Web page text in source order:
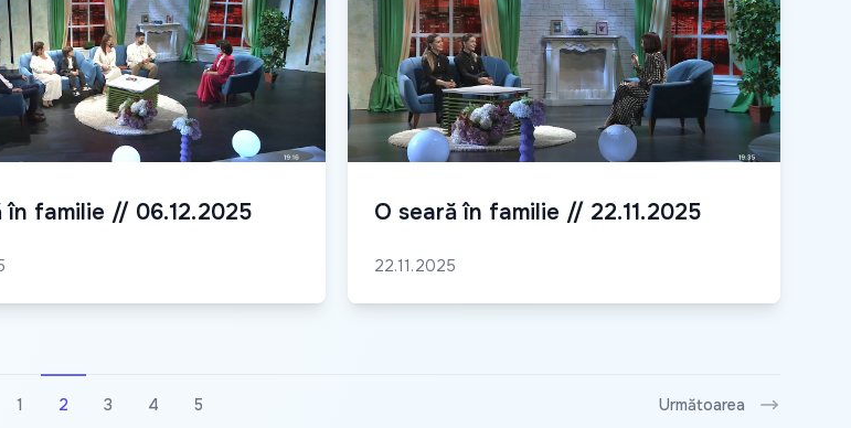
în familie // 06.12.2025 O seară în familie // 22.11.2025
22.11.2025
1 2 3 4 5 Următoarea